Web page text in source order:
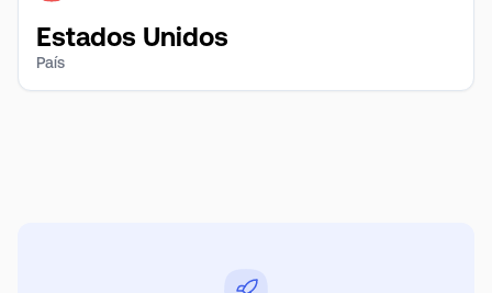
Estados Unidos
País